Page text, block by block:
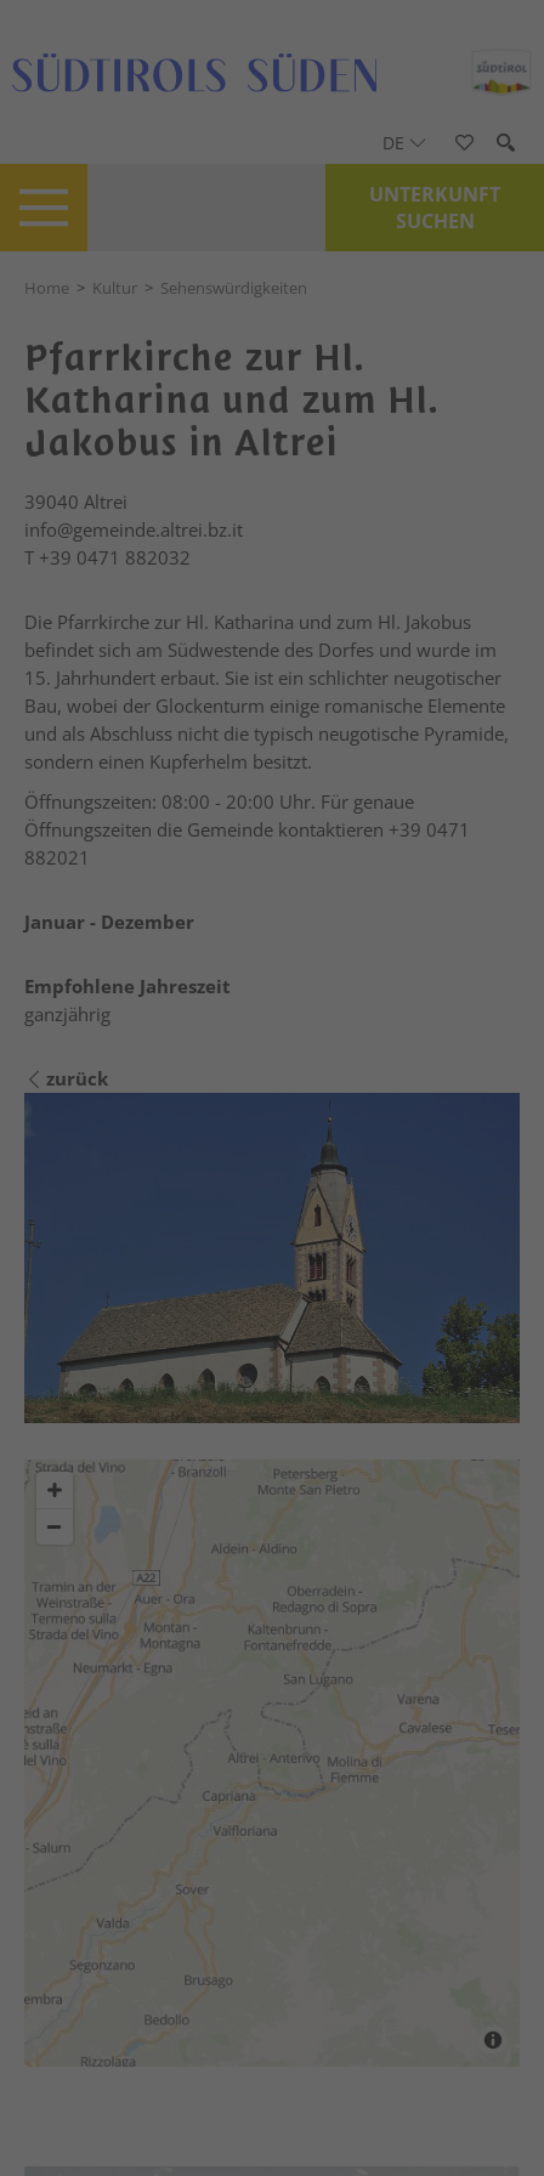
DE
UNTERKUNFT
SUCHEN
Home > Kultur > Sehenswürdigkeiten
Pfarrkirche zur Hl.
Katharina und zum Hl.
Jakobus in Altrei
39040 Altrei
info@gemeinde.altrei.bz.it
T +39 0471 882032
Die Pfarrkirche zur Hl. Katharina und zum Hl. Jakobus
befindet sich am Südwestende des Dorfes und wurde im
15. Jahrhundert erbaut. Sie ist ein schlichter neugotischer
Bau, wobei der Glockenturm einige romanische Elemente
und als Abschluss nicht die typisch neugotische Pyramide,
sondern einen Kupferhelm besitzt.
Öffnungszeiten: 08:00 - 20:00 Uhr. Für genaue
Öffnungszeiten die Gemeinde kontaktieren +39 0471
882021
Januar - Dezember
Empfohlene Jahreszeit
ganzjährig
zurück